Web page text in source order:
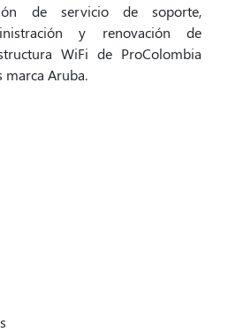
de servicio de soporte,
y renovación de
WiFi de ProColombia
marca Aruba.